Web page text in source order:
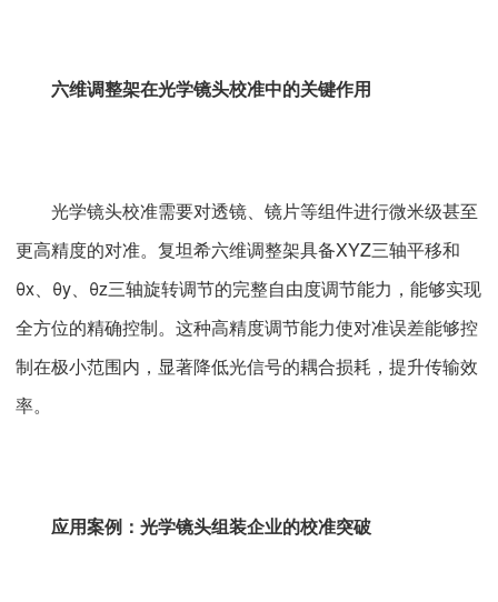
六维调整架在光学镜头校准中的关键作用
光学镜头校准需要对透镜、镜片等组件进行微米级甚至
更高精度的对准。复坦希六维调整架具备XYZ三轴平移和
θx、θy、θz三轴旋转调节的完整自由度调节能力，能够实现
全方位的精确控制。这种高精度调节能力使对准误差能够控
制在极小范围内，显著降低光信号的耦合损耗，提升传输效
率。
应用案例：光学镜头组装企业的校准突破